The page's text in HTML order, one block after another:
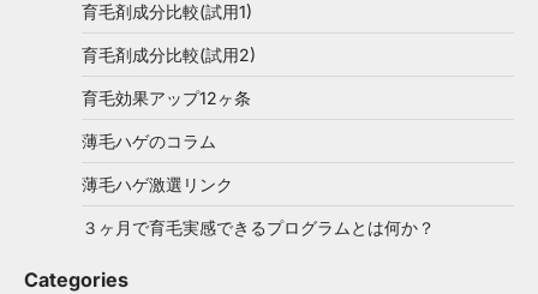
育毛剤成分比較(試用1)
育毛剤成分比較(試用2)
育毛効果アップ12ヶ条
薄毛ハゲのコラム
薄毛ハゲ激選リンク
３ヶ月で育毛実感できるプログラムとは何か？
Categories